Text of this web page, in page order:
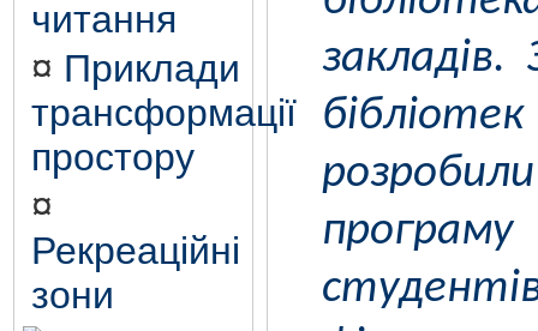
читання
¤ Приклади
трансформації
простору
¤
Рекреаційні
зони
закладів.